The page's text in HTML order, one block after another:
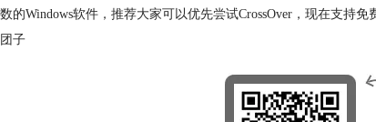
的Windows软件，推荐大家可以优先尝试CrossOver，现在支持
子